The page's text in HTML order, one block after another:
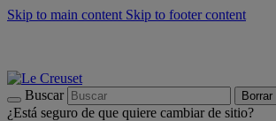
Skip to main content Skip to footer content
Buscar Borrar
¿Está seguro de que quiere cambiar de sitio?